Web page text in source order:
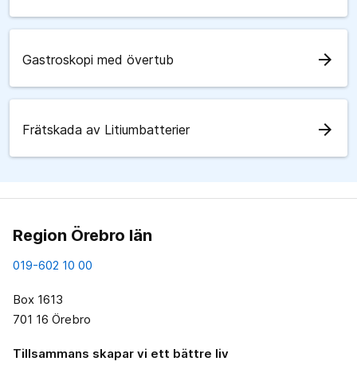
Gastroskopi med övertub arrow_forward
Frätskada av Litiumbatterier arrow_forward
Region Örebro län
019-602 10 00
Box 1613
701 16 Örebro
Tillsammans skapar vi ett bättre liv